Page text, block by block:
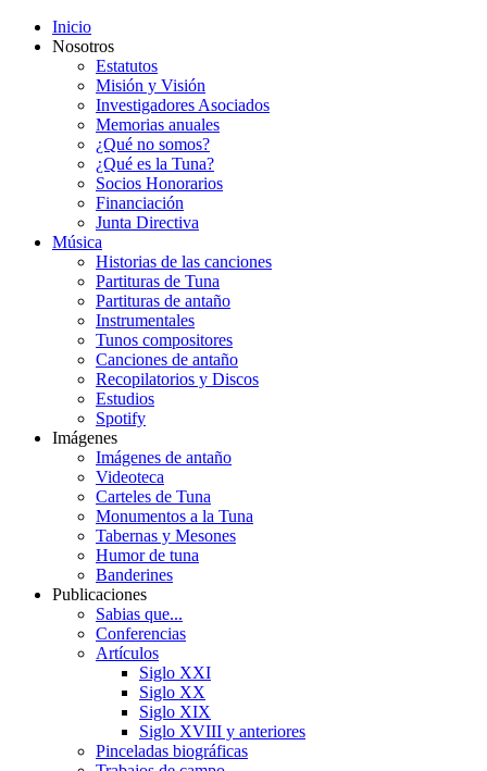
Inicio
Nosotros
Estatutos
Misión y Visión
Investigadores Asociados
Memorias anuales
¿Qué no somos?
¿Qué es la Tuna?
Socios Honorarios
Financiación
Junta Directiva
Música
Historias de las canciones
Partituras de Tuna
Partituras de antaño
Instrumentales
Tunos compositores
Canciones de antaño
Recopilatorios y Discos
Estudios
Spotify
Imágenes
Imágenes de antaño
Videoteca
Carteles de Tuna
Monumentos a la Tuna
Tabernas y Mesones
Humor de tuna
Banderines
Publicaciones
Sabias que...
Conferencias
Artículos
Siglo XXI
Siglo XX
Siglo XIX
Siglo XVIII y anteriores
Pinceladas biográficas